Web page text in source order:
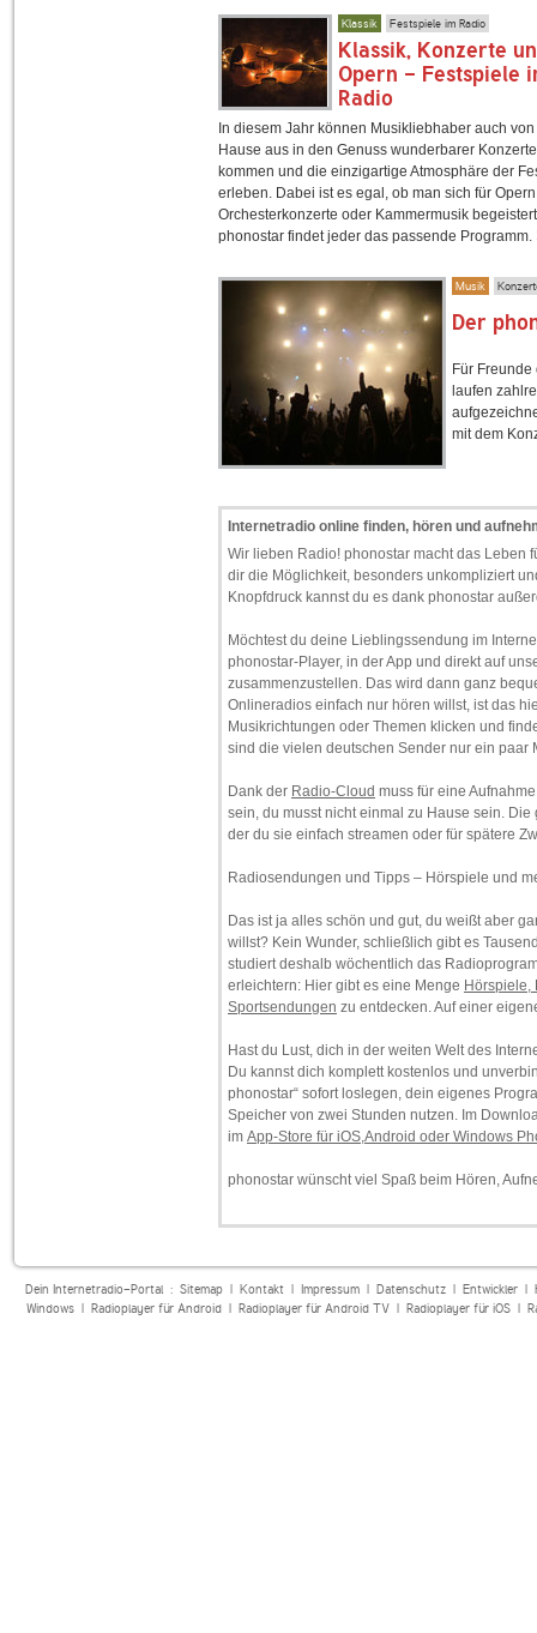
Klassik Festspiele im Radio
Klassik, Konzerte
Opern - Festspiele
Radio
In diesem Jahr können Musikliebhaber auch von
Hause aus in den Genuss wunderbarer Konzerte
kommen und die einzigartige Atmosphäre der
erleben. Dabei ist es egal, ob man sich für
Orchesterkonzerte oder Kammermusik
phonostar findet jeder das passende Programm.
Musik
Der
Für
laufen
mit dem
Internetradio online finden, hören und
Wir lieben Radio! phonostar macht das Leben
dir die Möglichkeit, besonders unkompliziert
Knopfdruck kannst du es dank phonostar
Möchtest du deine Lieblingssendung im
phonostar-Player, in der App und direkt auf
zusammenzustellen. Das wird dann ganz
Onlineradios einfach nur hören willst, ist das
Musikrichtungen oder Themen klicken und
sind die vielen deutschen Sender nur ein
Dank der Radio-Cloud muss für eine
sein, du musst nicht einmal zu Hause sein.
der du sie einfach streamen oder für spätere
Radiosendungen und Tipps – Hörspiele und
Das ist ja alles schön und gut, du weißt aber
willst? Kein Wunder, schließlich gibt es
studiert deshalb wöchentlich das
erleichtern: Hier gibt es eine Menge Hörspiele,
Sportsendungen zu entdecken. Auf einer
Hast du Lust, dich in der weiten Welt des
Du kannst dich komplett kostenlos und
phonostar“ sofort loslegen, dein eigenes
Speicher von zwei Stunden nutzen. Im
im App-Store für iOS,Android oder Windows
phonostar wünscht viel Spaß beim Hören,
Dein Internetradio-Portal : Sitemap| Kontakt| Impressum| Datenschutz| Entwickler|
Windows| Radioplayer für Android| Radioplayer für Android TV| Radioplayer für iOS|